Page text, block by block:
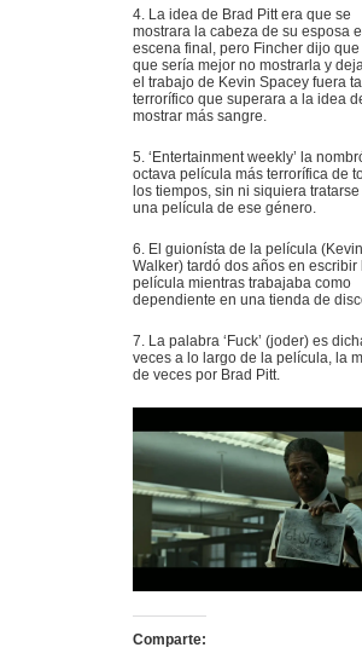
4. La idea de Brad Pitt era que se
mostrara la cabeza de su esposa
escena final, pero Fincher dijo que
que sería mejor no mostrarla y
el trabajo de Kevin Spacey fuera
terrorífico que superara a la idea
mostrar más sangre.
5. ‘Entertainment weekly’ la
octava película más terrorífica de
los tiempos, sin ni siquiera tratarse
una película de ese género.
6. El guionísta de la película (Kevin
Walker) tardó dos años en escribir
película mientras trabajaba como
dependiente en una tienda de
7. La palabra ‘Fuck’ (joder) es
veces a lo largo de la película, la
de veces por Brad Pitt.
Comparte: